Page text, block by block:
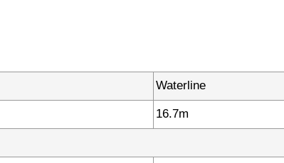
Waterline
16.7m